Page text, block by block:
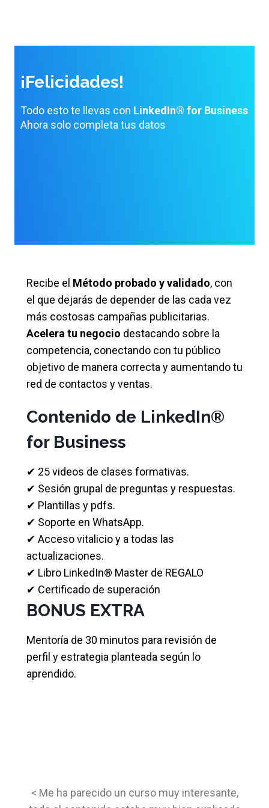
¡Felicidades!
Todo esto te llevas con LinkedIn® for Business
Ahora solo completa tus datos
Recibe el Método probado y validado, con
el que dejarás de depender de las cada vez
más costosas campañas publicitarias.
Acelera tu negocio destacando sobre la
competencia, conectando con tu público
objetivo de manera correcta y aumentando tu
red de contactos y ventas.
Contenido de LinkedIn®
for Business
✔ 25 videos de clases formativas.
✔ Sesión grupal de preguntas y respuestas.
✔ Plantillas y pdfs.
✔ Soporte en WhatsApp.
✔ Acceso vitalicio y a todas las
actualizaciones.
✔ Libro LinkedIn® Master de REGALO
✔ Certificado de superación
BONUS EXTRA
Mentoría de 30 minutos para revisión de
perfil y estrategia planteada según lo
aprendido.
< Me ha parecido un curso muy interesante,